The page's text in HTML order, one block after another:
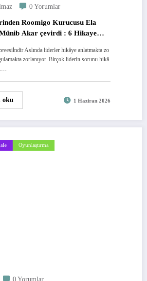
0 Yorumlar
Roomigo Kurucusu Ela
Akar çevirdi : 6 Hikaye
Aslında liderler hikâye anlatmakta zo
zorlanıyor. Birçok liderin sorunu hikâ
oku 1 Haziran 2026
Oyunlaştırma
0 Yorumlar